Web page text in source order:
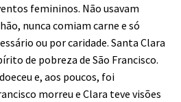
femininos. Não usavam
nunca comiam carne e só
ou por caridade. Santa Clara
de pobreza de São Francisco.
e, aos poucos, foi
morreu e Clara teve visões